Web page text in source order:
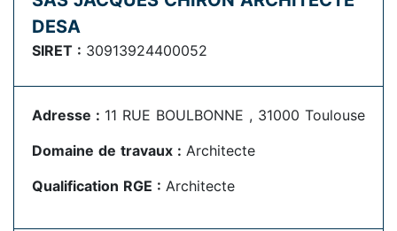
DESA
SIRET : 30913924400052
Adresse : 11 RUE BOULBONNE , 31000 Toulouse
Domaine de travaux : Architecte
Qualification RGE : Architecte